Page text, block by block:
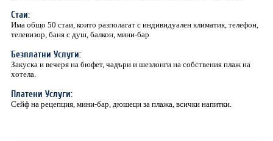
Стаи:
Има общо 50 стаи, които разполагат с индивидуален климатик, телефон,
телевизор, баня с душ, балкон, мини-бар
Безплатни Услуги:
Закуска и вечеря на бюфет, чадъри и шезлонги на собствения плаж на
хотела.
Платени Услуги:
Сейф на рецепция, мини-бар, дюшеци за плажа, всички напитки.